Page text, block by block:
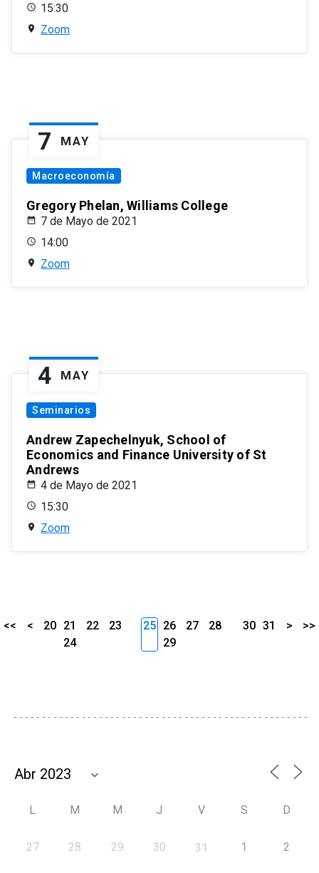
15:30
Zoom
7 MAY
Macroeconomía
Gregory Phelan, Williams College
7 de Mayo de 2021
14:00
Zoom
4 MAY
Seminarios
Andrew Zapechelnyuk, School of
Economics and Finance University of St
Andrews
4 de Mayo de 2021
15:30
Zoom
<< < 20 21 22
23
24
25 26 27
28
29
30 31 > >>
L M M J V S D
27 28 29 30 31 1 2